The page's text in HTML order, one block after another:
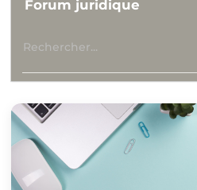
Forum juridique